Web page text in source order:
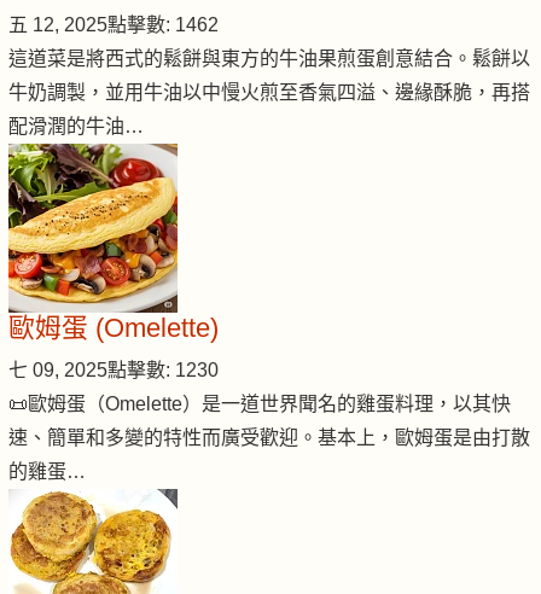
五 12, 2025點擊數: 1462
這道菜是將西式的鬆餅與東方的牛油果煎蛋創意結合。鬆餅以
牛奶調製，並用牛油以中慢火煎至香氣四溢、邊緣酥脆，再搭
配滑潤的牛油…
歐姆蛋 (Omelette)
七 09, 2025點擊數: 1230
📜歐姆蛋（Omelette）是一道世界聞名的雞蛋料理，以其快
速、簡單和多變的特性而廣受歡迎。基本上，歐姆蛋是由打散
的雞蛋…